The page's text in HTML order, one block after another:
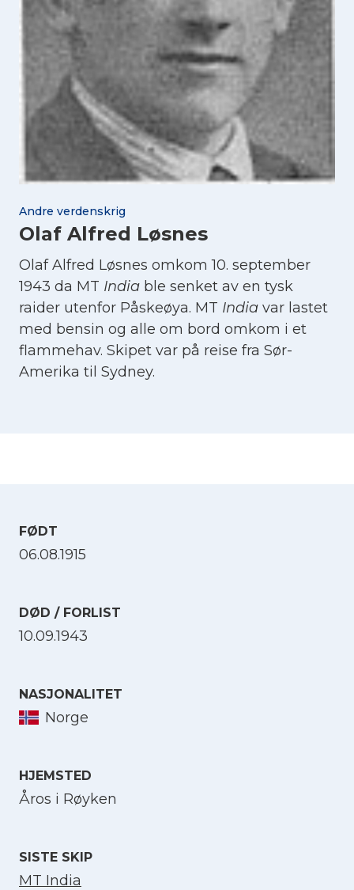
Andre verdenskrig
Olaf Alfred Løsnes
Olaf Alfred Løsnes omkom 10. september
1943 da MT India ble senket av en tysk
raider utenfor Påskeøya. MT India var lastet
med bensin og alle om bord omkom i et
flammehav. Skipet var på reise fra Sør-
Amerika til Sydney.
FØDT
06.08.1915
DØD / FORLIST
10.09.1943
NASJONALITET
Norge
HJEMSTED
Åros i Røyken
SISTE SKIP
MT India
English
Norsk bokmål